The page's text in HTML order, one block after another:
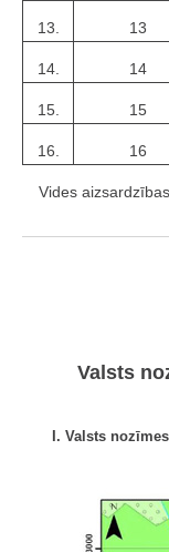
13. 13
14. 14
15. 15
16. 16
Vides
Valsts
I. Valsts